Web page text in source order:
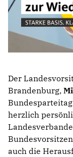
Der
Brandenburg,
herzlich
auch die